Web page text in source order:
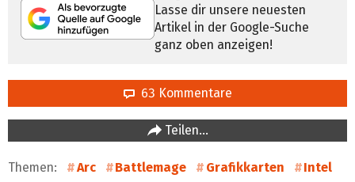
Lasse dir unsere neuesten
Artikel in der Google-Suche
ganz oben anzeigen!
63 Kommentare
Teilen…
Themen: Arc Battlemage Grafikkarten Intel